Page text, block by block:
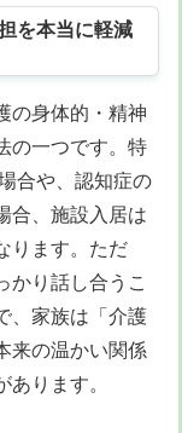
を本当に軽減
の身体的・精神
の一つです。特
合や、認知症の
合、施設入居は
ります。ただ
かり話し合うこ
、家族は「介護
来の温かい関係
ります。